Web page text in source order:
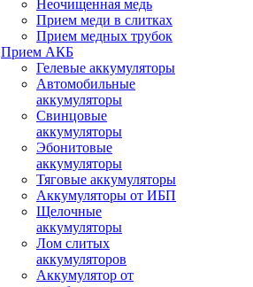
Неочищенная медь
Прием меди в слитках
Прием медных трубок
Прием АКБ
Гелевые аккумуляторы
Автомобильные
аккумуляторы
Свинцовые
аккумуляторы
Эбонитовые
аккумуляторы
Тяговые аккумуляторы
Аккумуляторы от ИБП
Щелочные
аккумуляторы
Лом слитых
аккумуляторов
Аккумулятор от